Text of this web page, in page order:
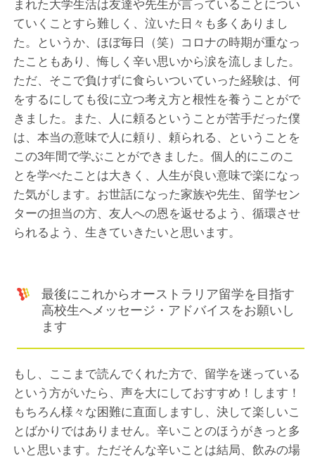
まれた大学生活は友達や先生が言っていることについ
ていくことすら難しく、泣いた日々も多くありまし
た。というか、ほぼ毎日（笑）コロナの時期が重なっ
たこともあり、悔しく辛い思いから涙を流しました。
ただ、そこで負けずに食らいついていった経験は、何
をするにしても役に立つ考え方と根性を養うことがで
きました。また、人に頼るということが苦手だった僕
は、本当の意味で人に頼り、頼られる、ということを
この3年間で学ぶことができました。個人的にこのこ
とを学べたことは大きく、人生が良い意味で楽になっ
た気がします。お世話になった家族や先生、留学セン
ターの担当の方、友人への恩を返せるよう、循環させ
られるよう、生きていきたいと思います。
最後にこれからオーストラリア留学を目指す
高校生へメッセージ・アドバイスをお願いし
ます
もし、ここまで読んでくれた方で、留学を迷っている
という方がいたら、声を大にしておすすめ！します！
もちろん様々な困難に直面しますし、決して楽しいこ
とばかりではありません。辛いことのほうがきっと多
いと思います。ただそんな辛いことは結局、飲みの場